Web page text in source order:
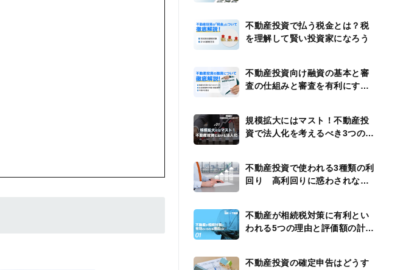
不動産投資で払う税金とは？税
を理解して賢い投資家になろう
不動産投資向け融資の基本と審
査の仕組みと審査を有利にする
規模拡大にはマスト！不動産投
資で法人化を考えるべき3つのタ
不動産投資で使われる3種類の利
回り 高利回りに惑わされない
不動産が相続税対策に有利とい
われる5つの理由と評価額の計算
不動産投資の確定申告はどうす